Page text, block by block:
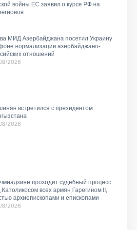
войны ЕС заявил о курсе РФ на
МИД Азербайджана посетил Украину
нормализации азербайджано-
отношений
2026
встретился с президентом
2026
проходит судебный процесс
Католикосом всех армян Гарегином II,
архиепископами и епископами
2026